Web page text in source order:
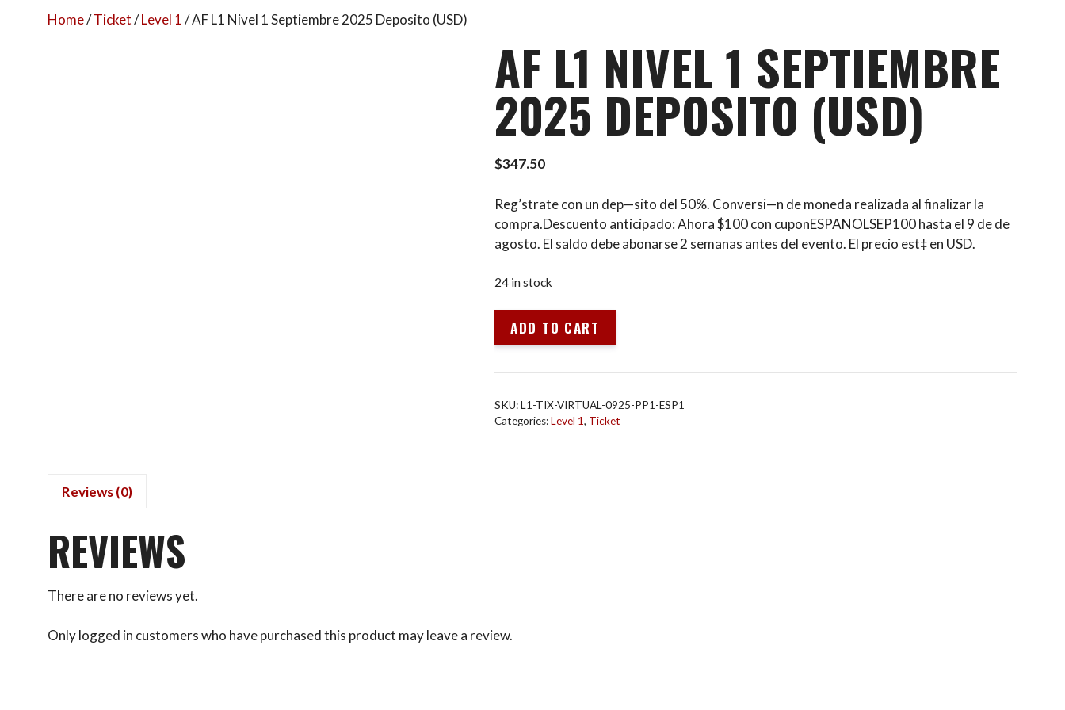
Home/Ticket/Level 1/ AF L1 Nivel 1 Septiembre 2025 Deposito (USD)
AF L1 NIVEL 1 SEPTIEMBRE
2025 DEPOSITO (USD)
$347.50
Reg’strate con un dep—sito del 50%. Conversi—n de moneda realizada al finalizar la
compra.Descuento anticipado: Ahora $100 con cuponESPANOLSEP100 hasta el 9 de de
agosto. El saldo debe abonarse 2 semanas antes del evento. El precio est‡ en USD.
24 in stock
1
Septiembre
2025
ADD TO CART
SKU:L1-TIX-VIRTUAL-0925-PP1-ESP1
Categories:Level 1, Ticket
Reviews (0)
REVIEWS
There are no reviews yet.
Only logged in customers who have purchased this product may leave a review.